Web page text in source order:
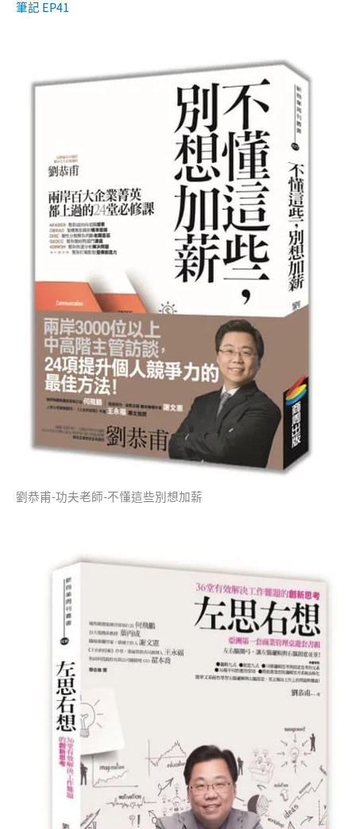
筆記 EP41
劉恭甫-功夫老師-不懂這些別想加薪